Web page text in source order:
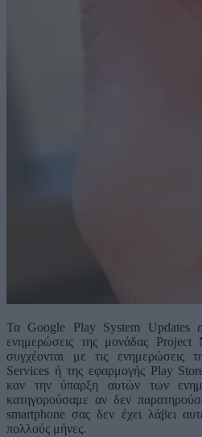
Τα Google Play System Updates
ενημερώσεις της μονάδας
συγχέονται με τις ενημερώσεις
Services ή της εφαρμογής Play
καν την ύπαρξη αυτών των
κατηγορούσαμε αν δεν
smartphone σας δεν έχει λάβει
πολλούς μήνες.